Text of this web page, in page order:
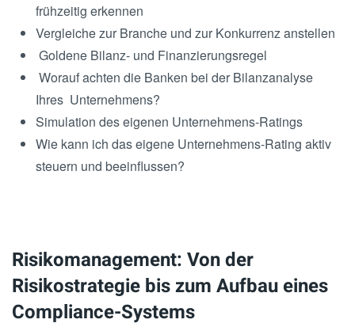
frühzeitig erkennen
Vergleiche zur Branche und zur Konkurrenz anstellen
Goldene Bilanz- und Finanzierungsregel
Worauf achten die Banken bei der Bilanzanalyse
Ihres Unternehmens?
Simulation des eigenen Unternehmens-Ratings
Wie kann ich das eigene Unternehmens-Rating aktiv
steuern und beeinflussen?
Risikomanagement: Von der
Risikostrategie bis zum Aufbau eines
Compliance-Systems